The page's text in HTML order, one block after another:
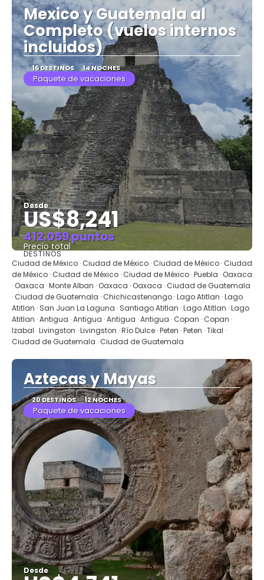
Mexico y Guatemala al
Completo (vuelos internos
incluidos)
16 DESTINOS 14 NOCHES
Paquete de vacaciones
Desde
US$8,241
412.059 puntos
Precio total
Ver
DESTINOS
Ciudad de México · Ciudad de México · Ciudad de México · Ciudad
de México · Ciudad de México · Ciudad de México · Puebla · Oaxaca
· Oaxaca · Monte Alban · Oaxaca · Oaxaca · Ciudad de Guatemala
· Ciudad de Guatemala · Chichicastenango · Lago Atitlan · Lago
Atitlan · San Juan La Laguna · Santiago Atitlan · Lago Atitlan · Lago
Atitlan · Antigua · Antigua · Antigua · Antigua · Copan · Copan ·
Izabal · Livingston · Livingston · Río Dulce · Peten · Peten · Tikal ·
Ciudad de Guatemala · Ciudad de Guatemala
Aztecas y Mayas
20 DESTINOS 12 NOCHES
Paquete de vacaciones
Desde